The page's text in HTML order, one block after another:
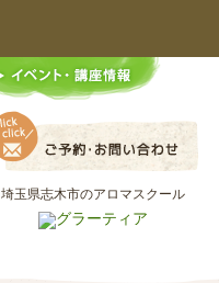
埼玉県志木市のアロマスクール